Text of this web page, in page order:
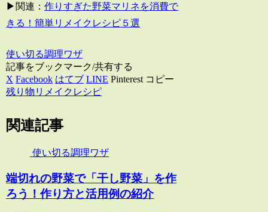
▶関連：作りすぎた野菜マリネを消費で
きる！簡単リメイクレシピ５選
使い切る調理ワザ
記事をブックマーク/共有する
X Facebook はてブ LINE Pinterest コピー
残り物リメイクレシピ
関連記事
使い切る調理ワザ
端切れの野菜で「干し野菜」を作
ろう！作り方と活用例の紹介